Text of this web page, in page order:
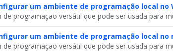
um ambiente de programação local no
programação versátil que pode ser usada para
um ambiente de programação local no
programação versátil que pode ser usada para